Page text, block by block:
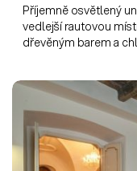
Příjemně osvětlený
vedlejší rautovou
dřevěným barem a